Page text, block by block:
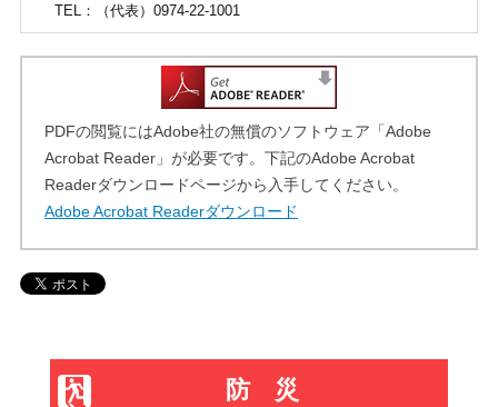
TEL ：（代表）0974-22-1001
PDFの閲覧にはAdobe社の無償のソフトウェア「Adobe
Acrobat Reader」が必要です。下記のAdobe Acrobat
Readerダウンロードページから入手してください。
Adobe Acrobat Readerダウンロード
防災